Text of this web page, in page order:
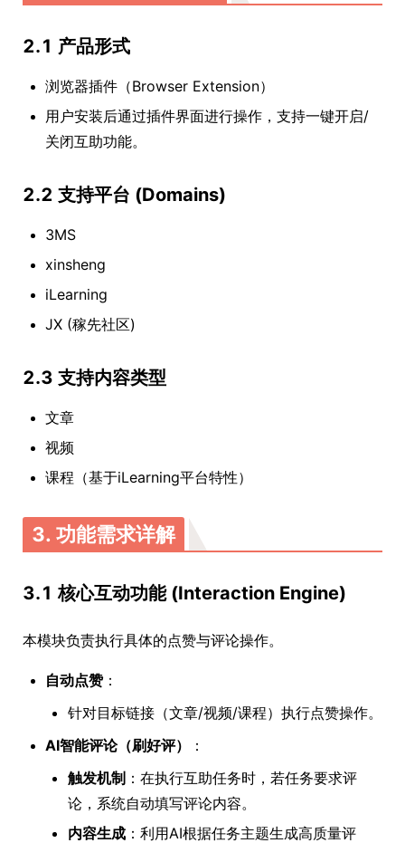
2.1 产品形式
浏览器插件（Browser Extension）
用户安装后通过插件界面进行操作，支持一键开启/
关闭互助功能。
2.2 支持平台 (Domains)
3MS
xinsheng
iLearning
JX (稼先社区)
2.3 支持内容类型
文章
视频
课程（基于iLearning平台特性）
3. 功能需求详解
3.1 核心互动功能 (Interaction Engine)
本模块负责执行具体的点赞与评论操作。
自动点赞：
针对目标链接（文章/视频/课程）执行点赞操作。
AI智能评论（刷好评）
：
触发机制 ：在执行互助任务时，若任务要求评
论，系统自动填写评论内容。
内容生成 ：利用AI根据任务主题生成高质量评